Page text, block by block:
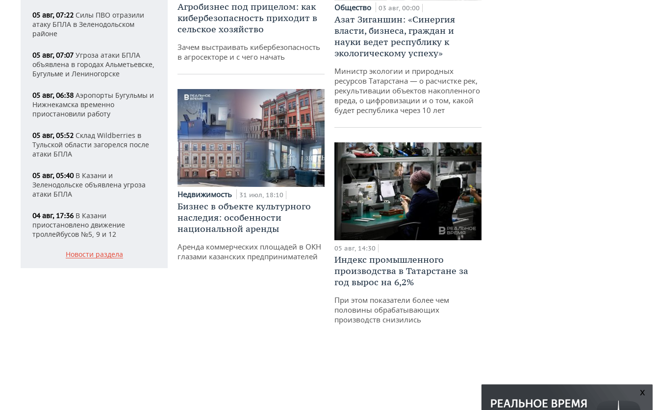
05 авг, 07:22 Силы ПВО отразили
атаку БПЛА в Зеленодольском
районе
05 авг, 07:07 Угроза атаки БПЛА
объявлена в городах Альметьевске,
Бугульме и Лениногорске
05 авг, 06:38 Аэропорты Бугульмы и
Нижнекамска временно
приостановили работу
05 авг, 05:52 Склад Wildberries в
Тульской области загорелся после
атаки БПЛА
05 авг, 05:40В Казани и
Зеленодольске объявлена угроза
атаки БПЛА
04 авг, 17:36 В Казани
приостановлено движение
троллейбусов №5, 9 и 12
Новости раздела
Агробизнес под прицелом: как
кибербезопасность приходит в
сельское хозяйство
Зачем выстраивать кибербезопасность
в агросекторе и с чего начать
Недвижимость 31 июл, 18:10
Бизнес в объекте культурного
наследия: особенности
национальной аренды
Аренда коммерческих площадей в ОКН
глазами казанских предпринимателей
Общество 03 авг, 00:00
Азат Зиганшин: «Синергия
власти, бизнеса, граждан и
науки ведет республику к
экологическому успеху»
Министр экологии и природных
ресурсов Татарстана — о расчистке рек,
рекультивации объектов накопленного
вреда, о цифровизации и о том, какой
будет республика через 10 лет
05 авг, 14:30
Индекс промышленного
производства в Татарстане за
год вырос на 6,2%
При этом показатели более чем
половины обрабатывающих
производств снизились
x